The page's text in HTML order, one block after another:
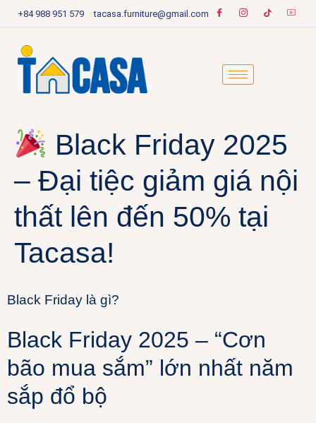
+84 988 951 579 tacasa.furniture@gmail.com
Black Friday 2025
– Đại tiệc giảm giá nội
thất lên đến 50% tại
Tacasa!
Black Friday là gì?
Black Friday 2025 – “Cơn
bão mua sắm” lớn nhất năm
sắp đổ bộ